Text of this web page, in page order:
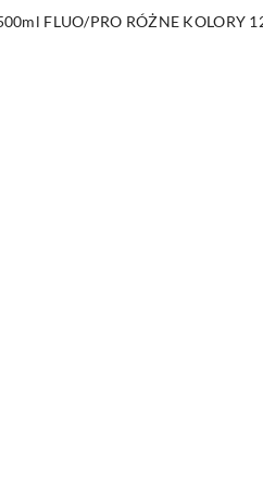
FLUO/PRO RÓŻNE KOLORY